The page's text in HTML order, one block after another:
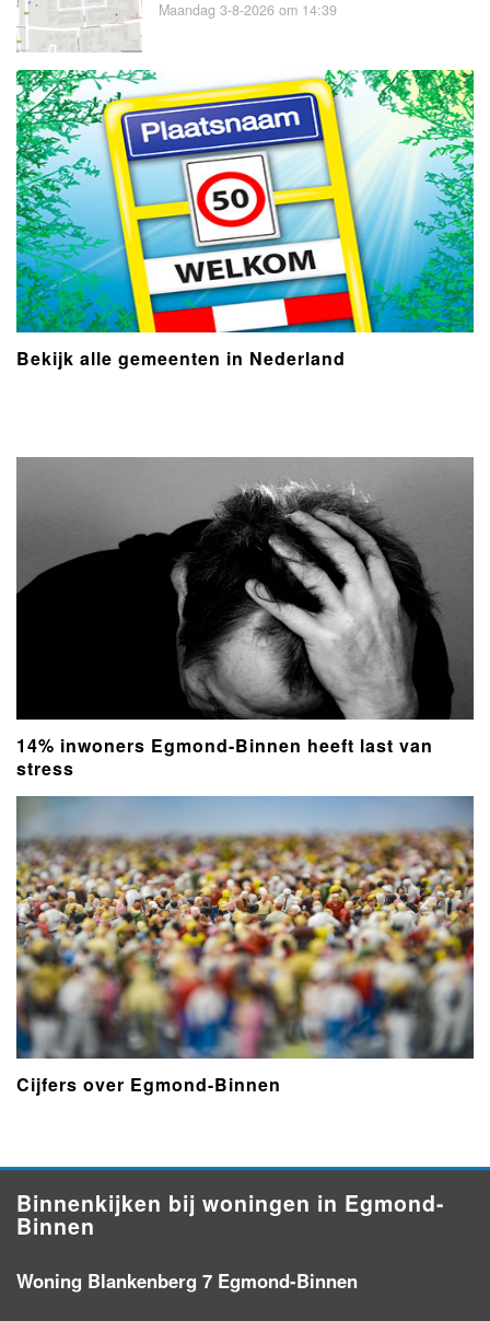
Maandag 3-8-2026 om 14:39
Bekijk alle gemeenten in Nederland
14% inwoners Egmond-Binnen heeft last van
stress
Cijfers over Egmond-Binnen
Binnenkijken bij woningen in Egmond-
Binnen
Woning Blankenberg 7 Egmond-Binnen